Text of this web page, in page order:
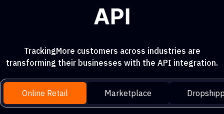
API
TrackingMore customers across industries are
transforming their businesses with the API integration.
Online Retail Marketplace